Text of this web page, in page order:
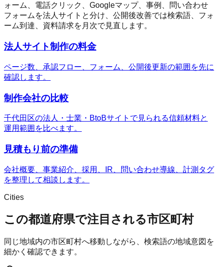
ォーム、電話クリック、Googleマップ、事例、問い合わせ
フォームを法人サイトと分け、公開後改善では検索語、フォ
ーム到達、資料請求を月次で見直します。
法人サイト制作の料金
ページ数、承認フロー、フォーム、公開後更新の範囲を先に
確認します。
制作会社の比較
千代田区の法人・士業・BtoBサイトで見られる信頼材料と
運用範囲を比べます。
見積もり前の準備
会社概要、事業紹介、採用、IR、問い合わせ導線、計測タグ
を整理して相談します。
Cities
この都道府県で注目される市区町村
同じ地域内の市区町村へ移動しながら、検索語の地域意図を
細かく確認できます。